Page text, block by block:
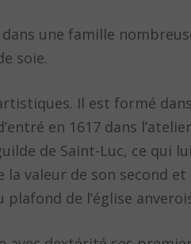
dans une famille
soie.
Il est formé
en 1617 dans
de Saint-Luc, ce qui
valeur de son second et
de l’église